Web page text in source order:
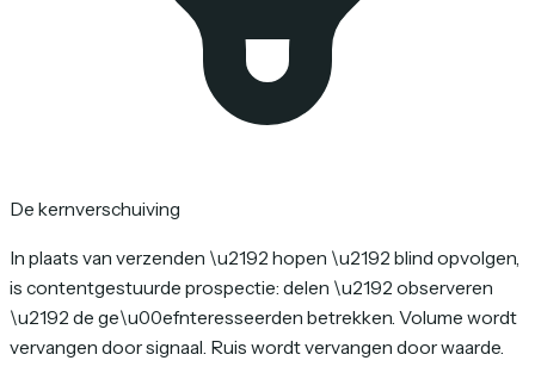
De kernverschuiving
In plaats van verzenden \u2192 hopen \u2192 blind opvolgen,
is contentgestuurde prospectie: delen \u2192 observeren
\u2192 de ge\u00efnteresseerden betrekken. Volume wordt
vervangen door signaal. Ruis wordt vervangen door waarde.